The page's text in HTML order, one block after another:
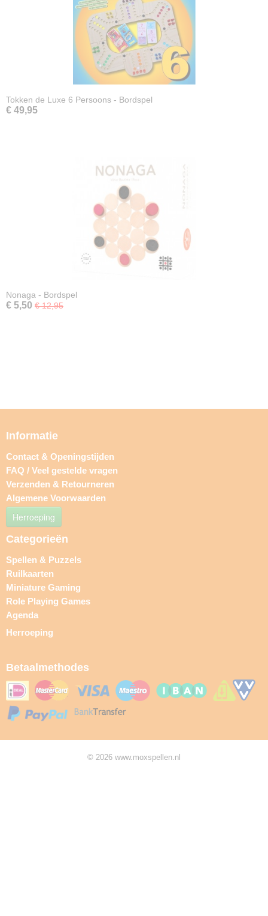
Tokken de Luxe 6 Persoons - Bordspel
€ 49,95
Nonaga - Bordspel
€ 5,50 € 12,95
Informatie
Contact & Openingstijden
FAQ / Veel gestelde vragen
Verzenden & Retourneren
Algemene Voorwaarden
Herroeping
Categorieën
Spellen & Puzzels
Ruilkaarten
Miniature Gaming
Role Playing Games
Agenda
Herroeping
Betaalmethodes
© 2026 www.moxspellen.nl